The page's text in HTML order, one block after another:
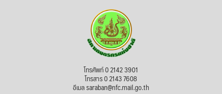
โทรศัพท์ 0 2142 3901
โทรสาร 0 2143 7608
อีเมล saraban@nfc.mail.go.th